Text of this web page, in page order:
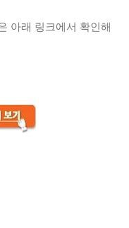
아래 링크에서 확인해